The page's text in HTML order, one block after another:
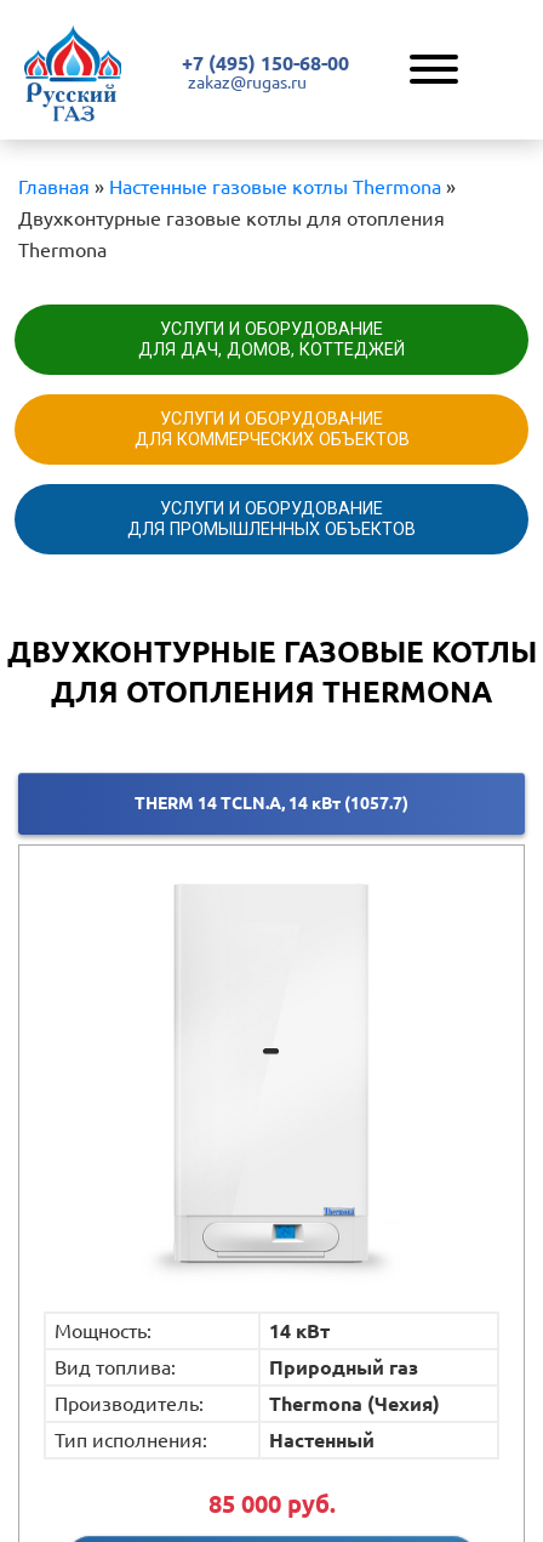
+7 (495) 150-68-00
zakaz@rugas.ru
Главная » Настенные газовые котлы Thermona »
Двухконтурные газовые котлы для отопления
Thermona
УСЛУГИ И ОБОРУДОВАНИЕ
ДЛЯ ДАЧ, ДОМОВ, КОТТЕДЖЕЙ
УСЛУГИ И ОБОРУДОВАНИЕ
ДЛЯ КОММЕРЧЕСКИХ ОБЪЕКТОВ
УСЛУГИ И ОБОРУДОВАНИЕ
ДЛЯ ПРОМЫШЛЕННЫХ ОБЪЕКТОВ
ДВУХКОНТУРНЫЕ ГАЗОВЫЕ КОТЛЫ
ДЛЯ ОТОПЛЕНИЯ THERMONA
THERM 14 TCLN.A, 14 кВт (1057.7)
Мощность:
14 кВт
Вид топлива:
Природный газ
Производитель:
Thermona (Чехия)
Тип исполнения:
Настенный
85 000 руб.